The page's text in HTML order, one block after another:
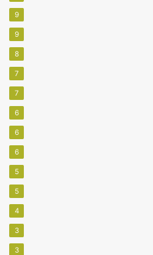
9
9
8
7
7
6
6
6
5
5
4
3
3